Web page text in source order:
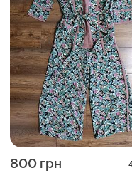
800 грн